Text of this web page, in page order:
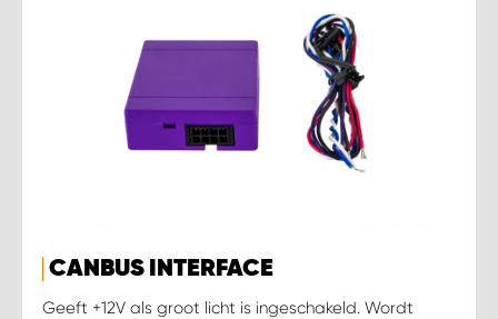
CANBUS INTERFACE
Geeft +12V als groot licht is ingeschakeld. Wordt